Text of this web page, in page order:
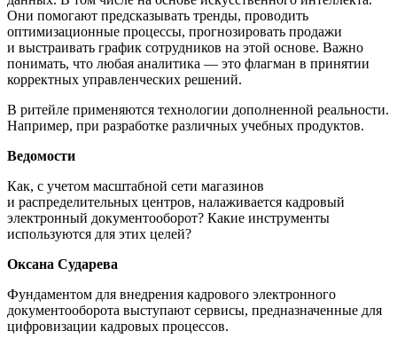
Они помогают предсказывать тренды, проводить
оптимизационные процессы, прогнозировать продажи
и выстраивать график сотрудников на этой основе. Важно
понимать, что любая аналитика — это флагман в принятии
корректных управленческих решений.
В ритейле применяются технологии дополненной реальности.
Например, при разработке различных учебных продуктов.
Ведомости
Как, с учетом масштабной сети магазинов
и распределительных центров, налаживается кадровый
электронный документооборот? Какие инструменты
используются для этих целей?
Оксана Сударева
Фундаментом для внедрения кадрового электронного
документооборота выступают сервисы, предназначенные для
цифровизации кадровых процессов.